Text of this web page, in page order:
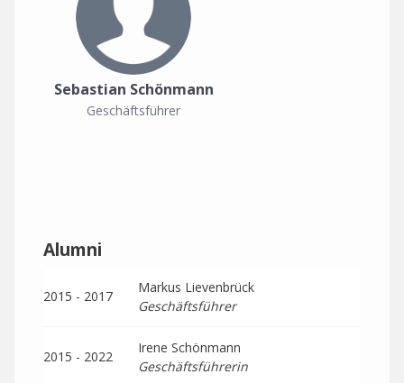
Sebastian Schönmann
Geschäftsführer
Alumni
2015 - 2017
Markus Lievenbrück
Geschäftsführer
2015 - 2022
Irene Schönmann
Geschäftsführerin